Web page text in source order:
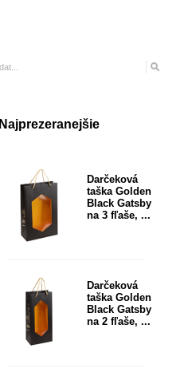
Najprezeranejšie
Darčeková
taška Golden
Black Gatsby
na 3 fľaše, ...
Darčeková
taška Golden
Black Gatsby
na 2 fľaše, ...